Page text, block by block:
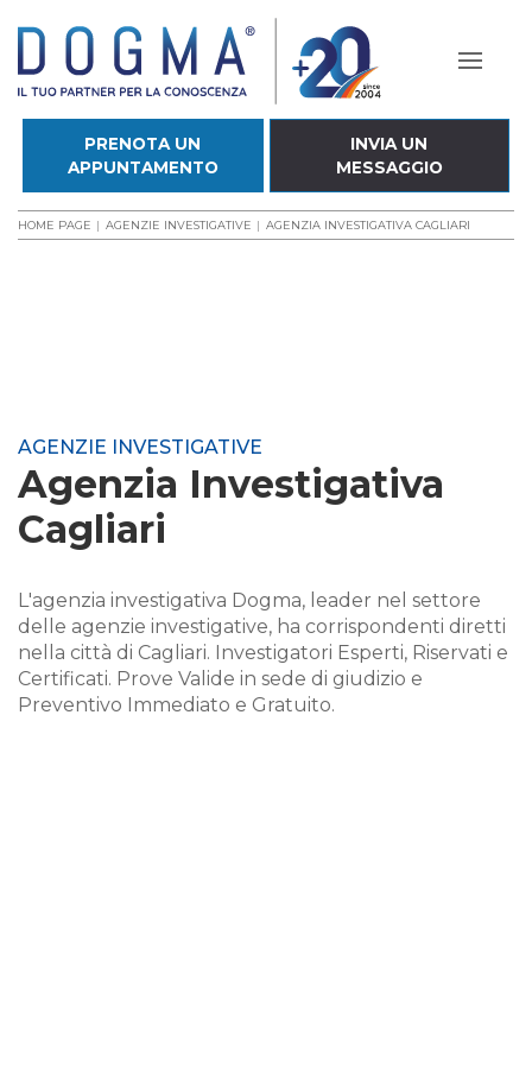
PRENOTA UN
APPUNTAMENTO
INVIA UN
MESSAGGIO
HOME PAGE AGENZIE INVESTIGATIVE AGENZIA INVESTIGATIVA CAGLIARI
AGENZIE INVESTIGATIVE
Agenzia Investigativa
Cagliari
L'agenzia investigativa Dogma, leader nel settore
delle agenzie investigative, ha corrispondenti diretti
nella città di Cagliari. Investigatori Esperti, Riservati e
Certificati. Prove Valide in sede di giudizio e
Preventivo Immediato e Gratuito.